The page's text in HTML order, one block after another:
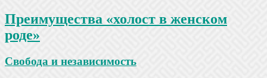
Преимущества «холост в женском
роде»
Свобода и независимость